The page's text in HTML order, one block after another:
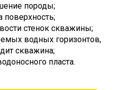
породы;
поверхность;
стенок скважины;
водных горизонтов,
скважина;
пласта.